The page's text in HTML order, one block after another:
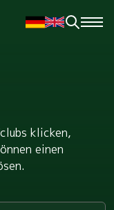
klicken,
einen